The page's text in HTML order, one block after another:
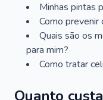
Minhas pintas
Como prevenir
Quais são os
para mim?
Como tratar
Quanto